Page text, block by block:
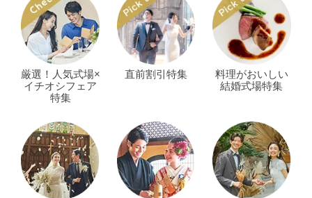
厳選！人気式場×
イチオシフェア
特集
直前割引特集
料理がおいしい
結婚式場特集